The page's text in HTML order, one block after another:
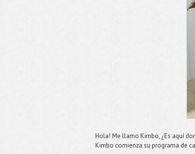
Hola! Me llamo Kimbo, ¿Es aquí
Kimbo comienza su programa de